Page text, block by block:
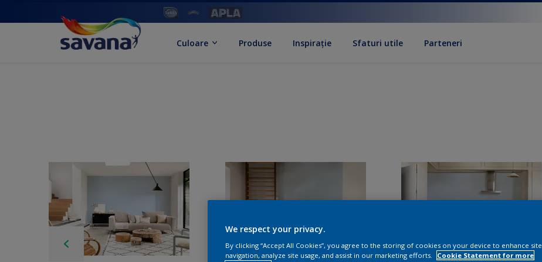
Culoare Produse Inspirație Sfaturi utile Parteneri
We respect your privacy.
By clicking “Accept All Cookies”, you agree to the storing of cookies on your device to enhance site
navigation, analyze site usage, and assist in our marketing efforts.
Cookie Statement for more